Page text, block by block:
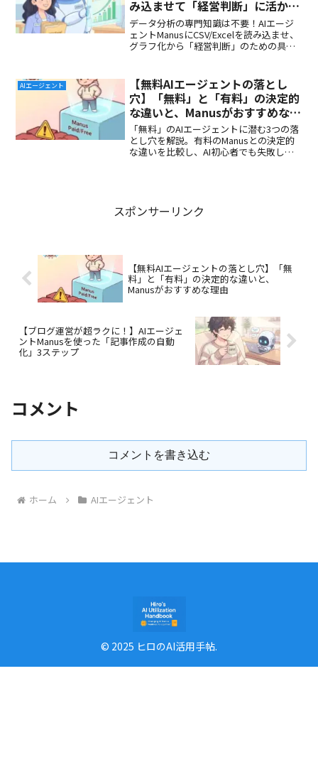
み込ませて「経営判断」に活かす
方法
データ分析の専門知識は不要！AIエージ
ェントManusにCSV/Excelを読み込ませ、
グラフ化から「経営判断」のための具体
AIエージェント
【無料AIエージェントの落とし
穴】「無料」と「有料」の決定的
な違いと、Manusがおすすめな理
由
「無料」のAIエージェントに潜む3つの落
とし穴を解説。有料のManusとの決定的
な違いを比較し、AI初心者でも失敗しな
スポンサーリンク
【無料AIエージェントの落とし穴】「無
料」と「有料」の決定的な違いと、
Manusがおすすめな理由
【ブログ運営が超ラクに！】AIエージェ
ントManusを使った「記事作成の自動
化」3ステップ
コメント
コメントを書き込む
ホーム AIエージェント
© 2025 ヒロのAI活用手帖.